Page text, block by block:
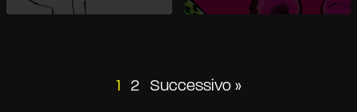
Paginazione
1 2 Successivo »